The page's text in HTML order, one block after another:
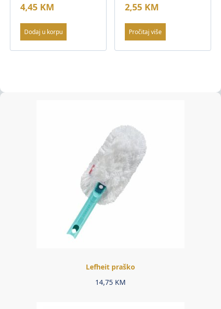
4,45 KM
Dodaj u korpu
2,55 KM
Pročitaj više
Lefheit praško
14,75 KM